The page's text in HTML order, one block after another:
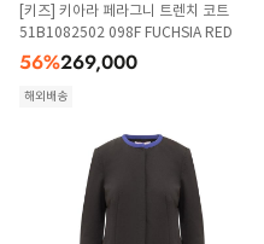
[키즈] 키아라 페라그니 트렌치 코트
51B1082502 098F FUCHSIA RED
56%269,000
해외배송